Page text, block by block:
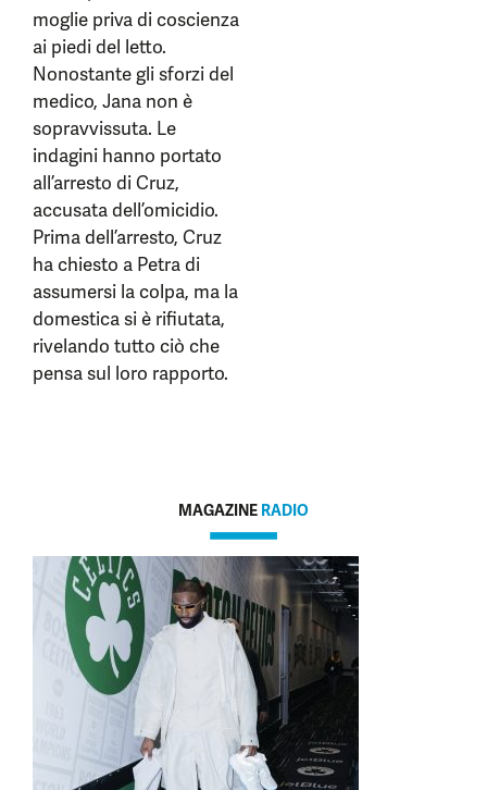
moglie priva di coscienza
ai piedi del letto.
Nonostante gli sforzi del
medico, Jana non è
sopravvissuta. Le
indagini hanno portato
all’arresto di Cruz,
accusata dell’omicidio.
Prima dell’arresto, Cruz
ha chiesto a Petra di
assumersi la colpa, ma la
domestica si è rifiutata,
rivelando tutto ciò che
pensa sul loro rapporto.
MAGAZINE RADIO